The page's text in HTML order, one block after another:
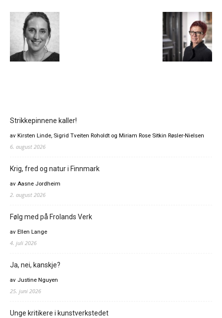
Strikkepinnene kaller!
av Kirsten Linde, Sigrid Tveiten Roholdt og Miriam Rose Sitkin Røsler-Nielsen
6. august 2026
Krig, fred og natur i Finnmark
av Aasne Jordheim
2. august 2026
Følg med på Frolands Verk
av Ellen Lange
4. juli 2026
Ja, nei, kanskje?
av Justine Nguyen
25. juni 2026
Unge kritikere i kunstverkstedet